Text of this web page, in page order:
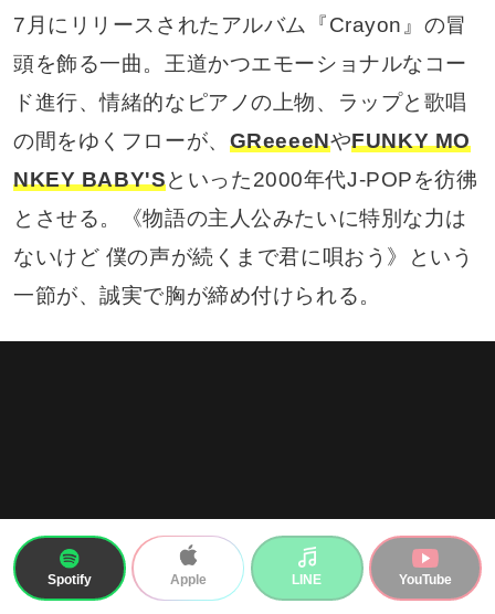
7月にリリースされたアルバム『Crayon』の冒
頭を飾る一曲。王道かつエモーショナルなコー
ド進行、情緒的なピアノの上物、ラップと歌唱
の間をゆくフローが、 GReeeeNやFUNKY MO
NKEY BABY'Sといった2000年代J-POPを彷彿
とさせる。《物語の主人公みたいに特別な力は
ないけど 僕の声が続くまで君に唄おう》という
一節が、誠実で胸が締め付けられる。
Spotify Apple LINE YouTube